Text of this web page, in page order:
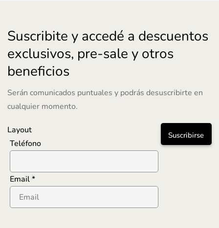
Suscribite y accedé a descuentos
exclusivos, pre-sale y otros
beneficios
Serán comunicados puntuales y podrás desuscribirte en
cualquier momento.
Layout
Teléfono
Email*
Suscribirse